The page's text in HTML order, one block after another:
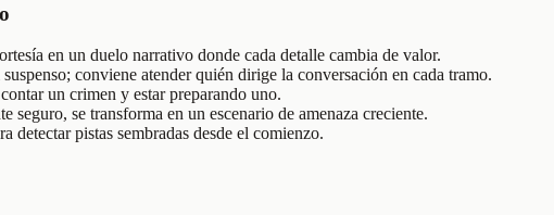
en un duelo narrativo donde cada detalle cambia de valor.
conviene atender quién dirige la conversación en cada tramo.
un crimen y estar preparando uno.
seguro, se transforma en un escenario de amenaza creciente.
detectar pistas sembradas desde el comienzo.